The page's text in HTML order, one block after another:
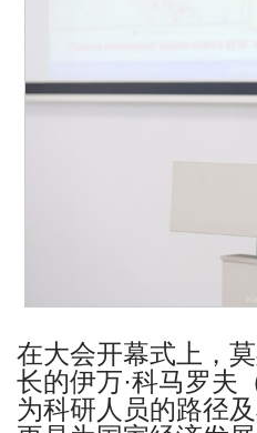
在大会开幕式上，
长的伊万·科马罗夫
为科研人员的路径